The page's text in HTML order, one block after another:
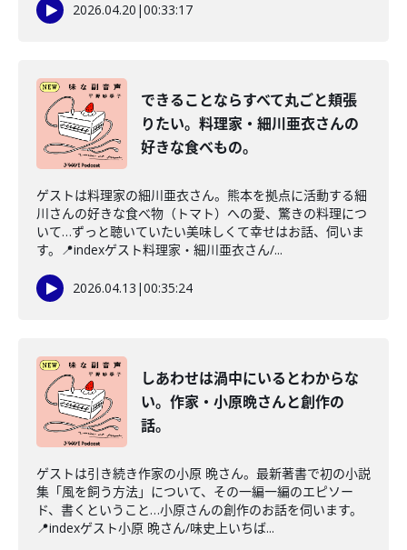
2026.04.20 |00:33:17
できることならすべて丸ごと頬張
りたい。料理家・細川亜衣さんの
好きな食べもの。
ゲストは料理家の細川亜衣さん。熊本を拠点に活動する細
川さんの好きな食べ物（トマト）への愛、驚きの料理につ
いて…ずっと聴いていたい美味しくて幸せはお話、伺いま
す。📍indexゲスト料理家・細川亜衣さん/...
2026.04.13 |00:35:24
しあわせは渦中にいるとわからな
い。作家・小原晩さんと創作の
話。
ゲストは引き続き作家の小原 晩さん。最新著書で初の小説
集「風を飼う方法」について、その一編一編のエピソー
ド、書くということ…小原さんの創作のお話を伺います。
📍indexゲスト小原 晩さん/味史上いちば...